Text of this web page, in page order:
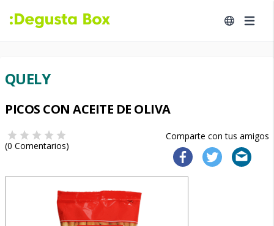
QUELY
PICOS CON ACEITE DE OLIVA
Comparte con tus amigos
(0 Comentarios)